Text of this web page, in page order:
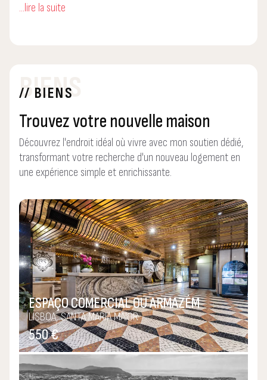
feito com amor e dedicação é arte. E CASAS SÃO PAIXÕES!
melhores. E quis o destino também que esbarrasse com o
Rodolfo Natário, um caso muito sério de sucesso,
verdadeiramente inspirador.
Subscrevo o soglan "o que é nacional é bom" e a Rodolfo
Saudosismo do que fui? Não, saudades do que estarei para
ser…
P.S.:
Confie-me a sua “paixão”, cuidarei dela como se fosse
minha!
...lire la suite
// BIENS
BIENS
Trouvez votre nouvelle maison
Découvrez l'endroit idéal où vivre avec mon soutien dédié,
transformant votre recherche d'un nouveau logement en
une expérience simple et enrichissante.
ESPAÇO COMERCIAL OU ARMAZÉM
LISBOA, SANTA MARIA MAIOR
550 €